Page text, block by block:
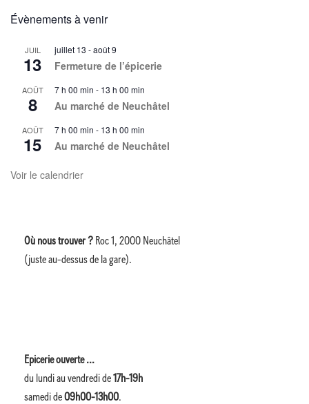
Évènements à venir
JUIL
13
juillet 13 -août 9
Fermeture de l’épicerie
AOÛT
8
7 h 00 min - 13 h 00 min
Au marché de Neuchâtel
AOÛT
15
7 h 00 min - 13 h 00 min
Au marché de Neuchâtel
Voir le calendrier
Où nous trouver ? Roc 1, 2000 Neuchâtel
(juste au-dessus de la gare).
Epicerie ouverte ...
du lundi au vendredi de17h-19h
samedi de09h00-13h00.